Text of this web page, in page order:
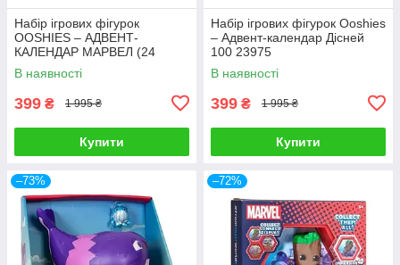
Набір ігрових фігурок
OOSHIES – АДВЕНТ-
КАЛЕНДАР МАРВЕЛ (24
фігурки) 23296
В наявності
399 ₴ 1 995 ₴
Купити
Набір ігрових фігурок Oоshies
– Адвент-календар Дісней
100 23975
В наявності
399 ₴ 1 995 ₴
Купити
–73% –72%